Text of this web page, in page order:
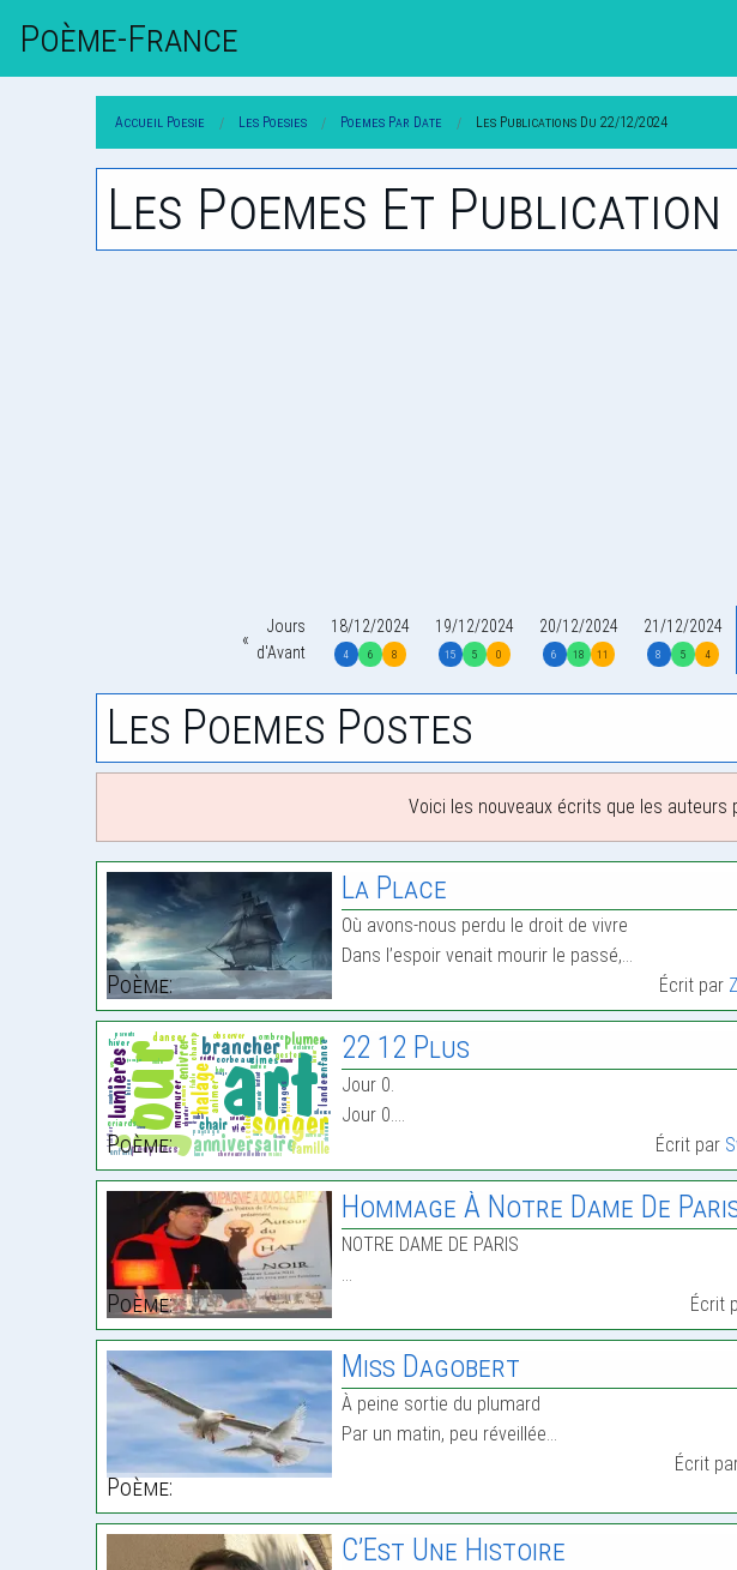
Poème-FrAnce
Accueil Poesie Les Poesies Poemes Par Date Les Publications Du 22/12/2024
Les Poemes Et
Jours
d'Avant
18/12/2024
4 6 8
19/12/2024
15 5 0
20/12/2024
6 18 11
21/12/2024
8 5 4
Les Poemes Postes
Voici les nouveaux écrits que les
Poème:
La Place
Où avons-nous perdu le droit de vivre
Dans l’espoir venait mourir le passé,…
Écrit par
Poème:
22 12 Plus
Jour 0.
Jour 0.…
Écrit par
Poème:
Hommage À Notre Dame De
NOTRE DAME DE PARIS
…
Écrit
Poème:
Miss Dagobert
À peine sortie du plumard
Par un matin, peu réveillée…
Écrit
C’Est Une Histoire